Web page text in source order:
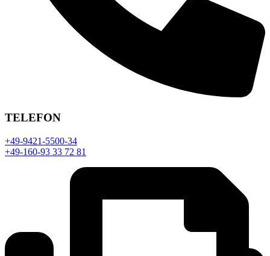
TELEFON
+49-9421-5500-34
+49-160-93 33 72 81